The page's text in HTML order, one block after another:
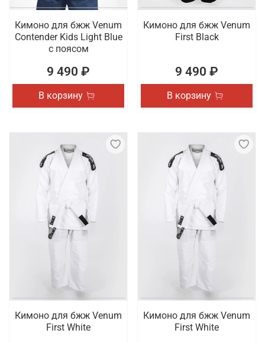
Кимоно для бжж Venum
Contender Kids Light Blue
с поясом
9 490 ₽
В корзину
Кимоно для бжж Venum
First Black
9 490 ₽
В корзину
Кимоно для бжж Venum
First White
Кимоно для бжж Venum
First White